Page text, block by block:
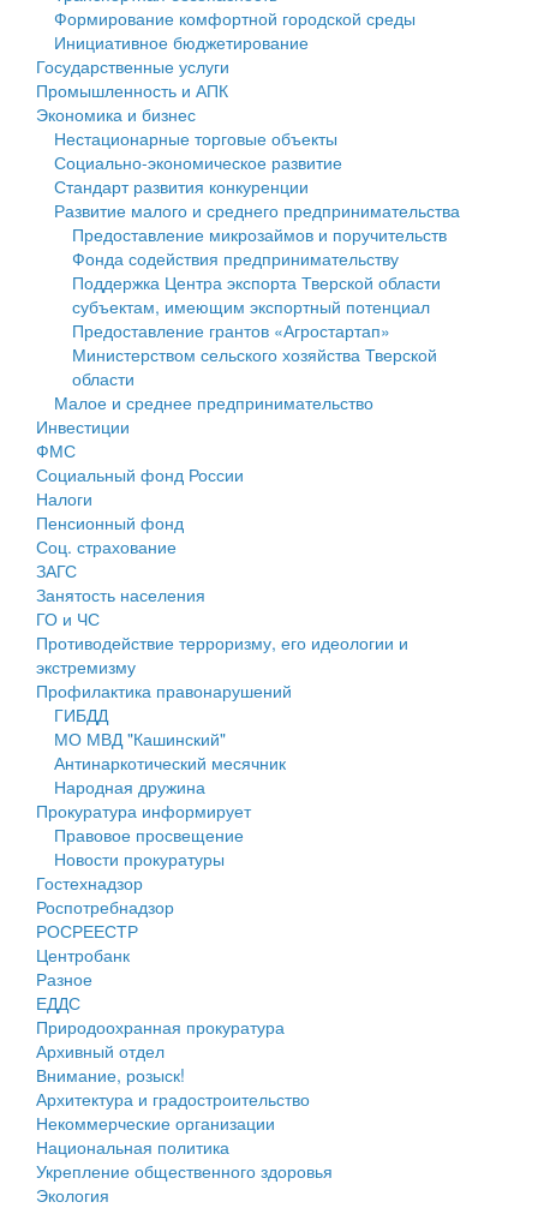
Государственные услуги
Промышленность и АПК
Экономика и бизнес
Символика
Устав
Гостям округа
Туризм
Культура
Образование
Здравоохранение
Социальная защита
Фотоальбом
муниципального округа Тверской области
Администрация Кашинского муниципального округа
Тверской области
Управление сельскими территориями
Открытые данные
Работа с обращениями граждан
Муниципальный контроль
Муниципальные услуги
Проекты административных регламентов
Антимонопольный комплаенс
Противодействие коррупции
Финансовое управление
Бюджет для граждан
Имущество
Выявление правообладателей ранее учтенных
объектов недвижимости
Имущественная поддержка субъектов малого и
среднего предпринимательства
Информационная поддержка субъектов малого и
среднего предпринимательства
Муниципальные программы
Контрольно-счетная палата
Персональные данные
Оценка регулирующего воздействия
Деятельность МУ
Нормативы градостроительного проектирования
Правила землепользования и застройки
Генеральные планы
Проекты планировки территории
Собрание депутатов
Городское поселение
Сельские поселения
Формирование комфортной городской среды
Инициативное бюджетирование
Государственные услуги
Промышленность и АПК
Экономика и бизнес
Нестационарные торговые объекты
Социально-экономическое развитие
Стандарт развития конкуренции
Развитие малого и среднего предпринимательства
Предоставление микрозаймов и поручительств
Фонда содействия предпринимательству
Поддержка Центра экспорта Тверской области
субъектам, имеющим экспортный потенциал
Предоставление грантов «Агростартап»
Министерством сельского хозяйства Тверской
области
Малое и среднее предпринимательство
Инвестиции
ФМС
Социальный фонд России
Налоги
Пенсионный фонд
Соц. страхование
ЗАГС
Занятость населения
ГО и ЧС
Противодействие терроризму, его идеологии и
экстремизму
Профилактика правонарушений
ГИБДД
МО МВД "Кашинский"
Антинаркотический месячник
Народная дружина
Прокуратура информирует
Правовое просвещение
Новости прокуратуры
Гостехнадзор
Роспотребнадзор
РОСРЕЕСТР
Центробанк
Разное
ЕДДС
Природоохранная прокуратура
Архивный отдел
Внимание, розыск!
Архитектура и градостроительство
Некоммерческие организации
Национальная политика
Укрепление общественного здоровья
Экология